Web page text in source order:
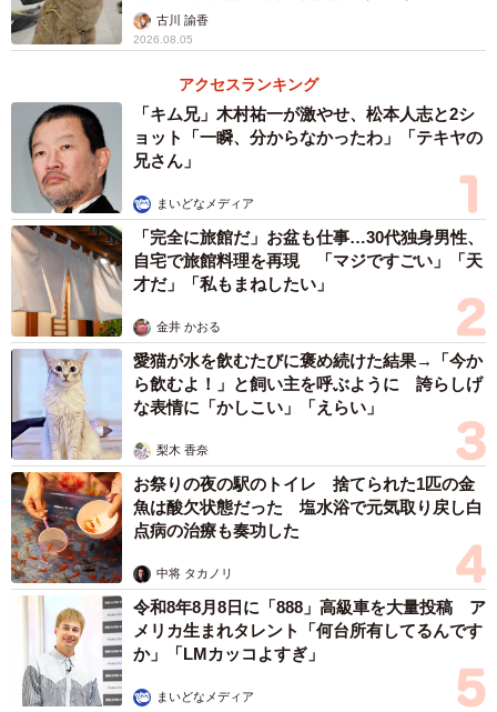
古川 諭香
2026.08.05
アクセスランキング
「キム兄」木村祐一が激やせ、松本人志と2シ
ョット「一瞬、分からなかったわ」「テキヤの
兄さん」
まいどなメディア
「完全に旅館だ」お盆も仕事…30代独身男性、
自宅で旅館料理を再現 「マジですごい」「天
才だ」「私もまねしたい」
金井 かおる
愛猫が水を飲むたびに褒め続けた結果→「今か
ら飲むよ！」と飼い主を呼ぶように 誇らしげ
な表情に「かしこい」「えらい」
梨木 香奈
お祭りの夜の駅のトイレ 捨てられた1匹の金
魚は酸欠状態だった 塩水浴で元気取り戻し白
点病の治療も奏功した
中将 タカノリ
令和8年8月8日に「888」高級車を大量投稿 ア
メリカ生まれタレント「何台所有してるんです
か」「LMカッコよすぎ」
まいどなメディア